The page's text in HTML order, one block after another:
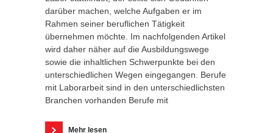
darüber machen, welche Aufgaben er im
Rahmen seiner beruflichen Tätigkeit
übernehmen möchte. Im nachfolgenden Artikel
wird daher näher auf die Ausbildungswege
sowie die inhaltlichen Schwerpunkte bei den
unterschiedlichen Wegen eingegangen. Berufe
mit Laborarbeit sind in den unterschiedlichsten
Branchen vorhanden Berufe mit
Mehr lesen